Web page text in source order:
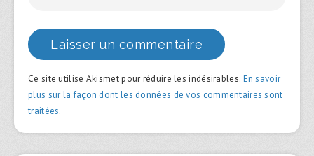
Ce site utilise Akismet pour réduire les indésirables. En savoir
plus sur la façon dont les données de vos commentaires sont
traitées.